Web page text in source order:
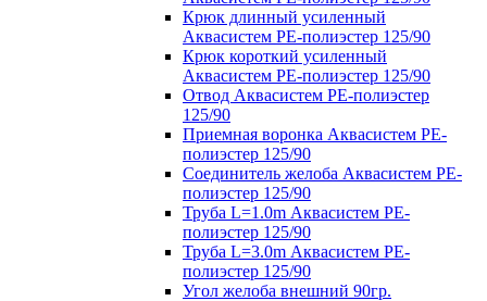
Крюк длинный усиленный
Аквасистем PE-полиэстер 125/90
Крюк короткий усиленный
Аквасистем PE-полиэстер 125/90
Отвод Аквасистем РЕ-полиэстер
125/90
Приемная воронка Аквасистем PE-
полиэстер 125/90
Соединитель желоба Аквасистем PE-
полиэстер 125/90
Труба L=1.0m Аквасистем PE-
полиэстер 125/90
Труба L=3.0m Аквасистем PE-
полиэстер 125/90
Угол желоба внешний 90гр.